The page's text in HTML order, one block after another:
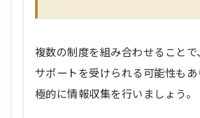
複数の制度を組み合わせること
サポートを受けられる可能性も
極的に情報収集を行いましょう。